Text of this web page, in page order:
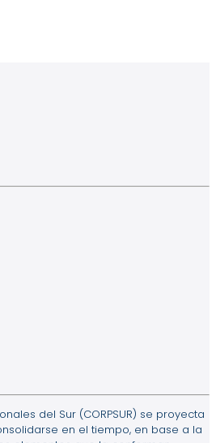
del Sur (CORPSUR) se proyecta
en el tiempo, en base a la